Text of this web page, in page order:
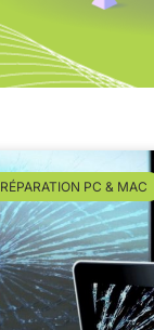
RÉPARATION PC & MAC